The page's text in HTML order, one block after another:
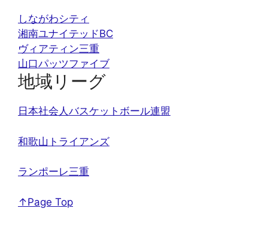
しながわシティ
湘南ユナイテッドBC
ヴィアティン三重
山口パッツファイブ
地域リーグ
日本社会人バスケットボール連盟
和歌山トライアンズ
ランポーレ三重
↑Page Top